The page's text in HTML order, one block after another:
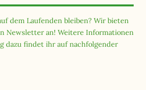
dem Laufenden bleiben? Wir bieten
Newsletter an! Weitere Informationen
dazu findet ihr auf nachfolgender